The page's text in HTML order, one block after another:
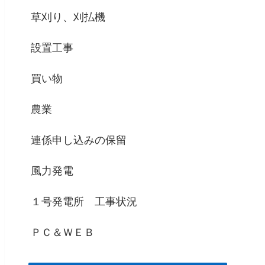
草刈り、刈払機
設置工事
買い物
農業
連係申し込みの保留
風力発電
１号発電所 工事状況
ＰＣ＆ＷＥＢ